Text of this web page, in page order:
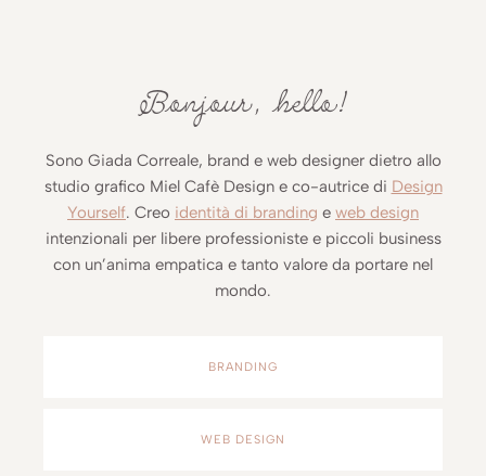
Bonjour, hello!
Sono Giada Correale, brand e web designer dietro allo
studio grafico Miel Cafè Design e co-autrice di Design
Yourself. Creo identità di branding e web design
intenzionali per libere professioniste e piccoli business
con un’anima empatica e tanto valore da portare nel
mondo.
BRANDING
WEB DESIGN